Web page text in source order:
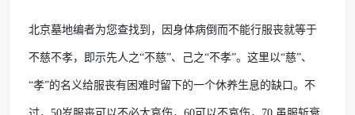
北京墓地编者为您查找到，因身体病倒而不能行服丧就等于
不慈不孝，即示先人之“不慈”、己之“不孝”。这里以“慈”、
“孝”的名义给服丧有困难时留下的一个休养生息的缺口。不